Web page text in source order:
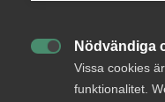
Nödvändiga
Vissa cookies
funktionalitet.
Logga in på
bredbandsstrategi och